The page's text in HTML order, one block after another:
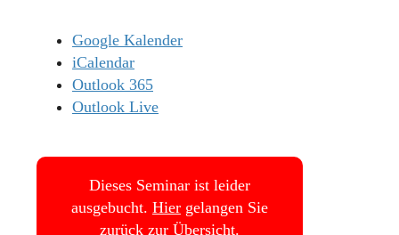
Google Kalender
iCalendar
Outlook 365
Outlook Live
Dieses Seminar ist leider
ausgebucht. Hiergelangen Sie
zurück zur Übersicht.